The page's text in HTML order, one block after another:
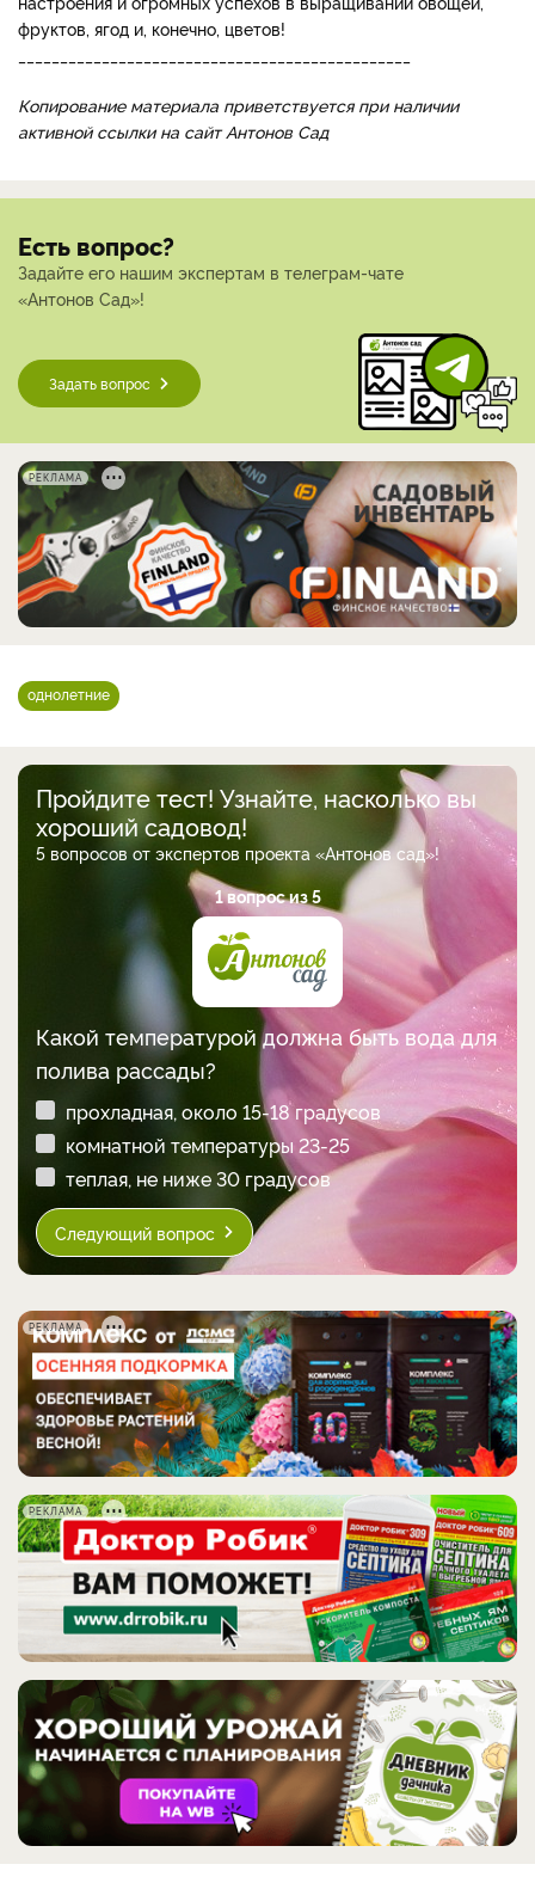
фруктов, ягод и, конечно, цветов!
Копирование материала приветствуется при наличии
активной ссылки на сайт Антонов Сад
Есть вопрос?
Задайте его нашим экспертам в телеграм-чате
«Антонов Сад»!
Задать вопрос
РЕКЛАМА
однолетние
Пройдите тест! Узнайте, насколько вы
хороший садовод!
5 вопросов от экспертов проекта «Антонов сад»!
1 вопрос из 5
Какой температурой должна быть вода для
полива рассады?
прохладная, около 15-18 градусов
комнатной температуры 23-25
теплая, не ниже 30 градусов
Следующий вопрос
РЕКЛАМА
РЕКЛАМА